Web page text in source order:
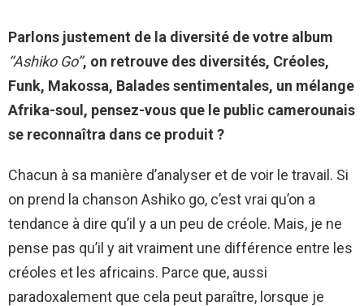
Parlons justement de la diversité de votre album
‘‘Ashiko Go’’, on retrouve des diversités, Créoles,
Funk, Makossa, Balades sentimentales, un mélange
Afrika-soul, pensez-vous que le public camerounais
se reconnaîtra dans ce produit ?
Chacun à sa manière d’analyser et de voir le travail. Si
on prend la chanson Ashiko go, c’est vrai qu’on a
tendance à dire qu’il y a un peu de créole. Mais, je ne
pense pas qu’il y ait vraiment une différence entre les
créoles et les africains. Parce que, aussi
paradoxalement que cela peut paraître, lorsque je